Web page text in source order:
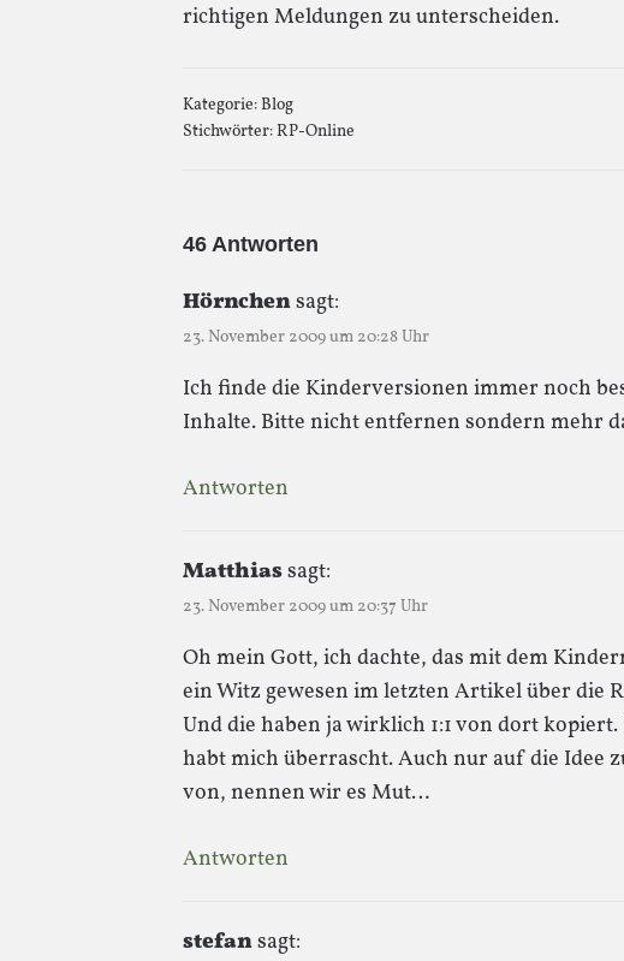
richtigen Meldungen zu unterscheiden.
Kategorie:Blog
Stichwörter: RP-Online
46 Antworten
Hörnchensagt:
23. November 2009 um 20:28 Uhr
Ich finde die Kinderversionen immer noch
Inhalte. Bitte nicht entfernen sondern mehr
Antworten
Matthiassagt:
23. November 2009 um 20:37 Uhr
Oh mein Gott, ich dachte, das mit dem
ein Witz gewesen im letzten Artikel über die
Und die haben ja wirklich 1:1 von dort
habt mich überrascht. Auch nur auf die Idee
von, nennen wir es Mut…
Antworten
stefansagt: